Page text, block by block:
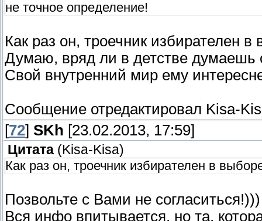
не точное определение!
Как раз он, троечник избирателен
Думаю, вряд ли в детстве думаешь
Свой внутренний мир ему
Сообщение отредактировал Kisa-
[72] SKh [23.02.2013, 17:59]
Цитата ( Kisa-Kisa)
Как раз он, троечник избирателен в
Позвольте с Вами не согласиться!)))
Вся инфо впитывается, но та,